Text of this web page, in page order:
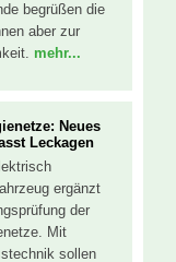
begrüßen die
aber zur
mehr...
Neues
Leckagen
ergänzt
der
Mit
sollen